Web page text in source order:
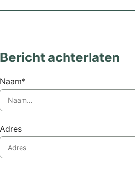
Bericht achterlaten
Naam*
Adres